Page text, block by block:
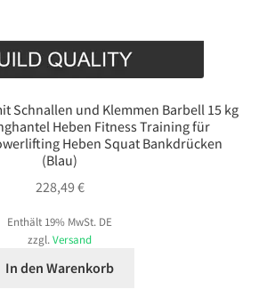
Schnallen und Klemmen Barbell 15 kg
Heben Fitness Training für
Heben Squat Bankdrücken
(Blau)
228,49 €
Enthält 19% MwSt. DE
zzgl. Versand
In den Warenkorb